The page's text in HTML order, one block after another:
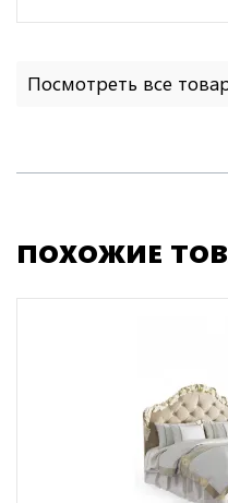
Посмотреть все
ПОХОЖИЕ